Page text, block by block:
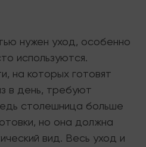
нужен уход, особенно
используются.
на которых готовят
в день, требуют
столешница больше
но она должна
вид. Весь уход и